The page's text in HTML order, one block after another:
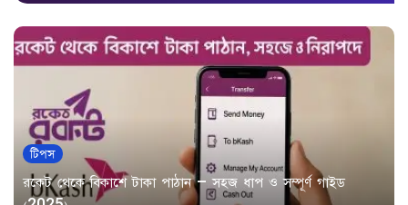
টিপস
রকেট থেকে বিকাশে টাকা পাঠান – সহজ ধাপ ও সম্পূর্ণ গাইড